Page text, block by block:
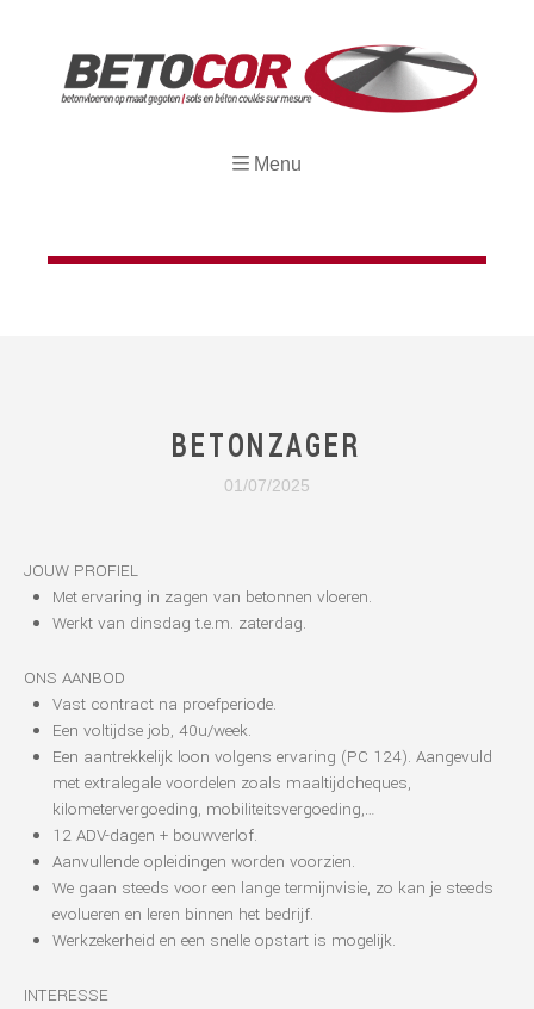
Menu
BETONZAGER
01/07/2025
JOUW PROFIEL
Met ervaring in zagen van betonnen vloeren.
Werkt van dinsdag t.e.m. zaterdag.
ONS AANBOD
Vast contract na proefperiode.
Een voltijdse job, 40u/week.
Een aantrekkelijk loon volgens ervaring (PC 124). Aangevuld
met extralegale voordelen zoals maaltijdcheques,
kilometervergoeding, mobiliteitsvergoeding,…
12 ADV-dagen + bouwverlof.
Aanvullende opleidingen worden voorzien.
We gaan steeds voor een lange termijnvisie, zo kan je steeds
evolueren en leren binnen het bedrijf.
Werkzekerheid en een snelle opstart is mogelijk.
INTERESSE